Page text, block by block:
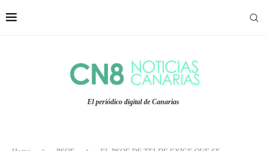
El periódico digital de Canarias